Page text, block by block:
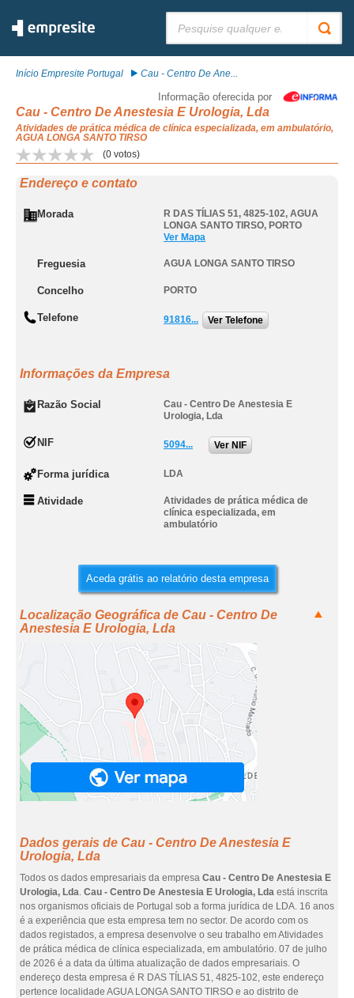
Início Empresite Portugal Cau - Centro De Ane...
Informação oferecida por
Cau - Centro De Anestesia E Urologia, Lda
Atividades de prática médica de clínica especializada, em ambulatório,
AGUA LONGA SANTO TIRSO
(0 votos)
Endereço e contato
Morada R DAS TÍLIAS 51, 4825-102, AGUA
LONGA SANTO TIRSO, PORTO
Ver Mapa
Freguesia AGUA LONGA SANTO TIRSO
Concelho PORTO
Telefone 91816... Ver Telefone
Informações da Empresa
Razão Social
Cau - Centro De Anestesia E
Urologia, Lda
NIF 5094... Ver NIF
Forma jurídica LDA
Atividade
Atividades de prática médica de
clínica especializada, em
ambulatório
Aceda grátis ao relatório desta empresa
Localização Geográfica de Cau - Centro De
Anestesia E Urologia, Lda
Dados gerais de Cau - Centro De Anestesia E
Urologia, Lda
Todos os dados empresariais da empresa Cau - Centro De Anestesia E
Urologia, Lda. Cau - Centro De Anestesia E Urologia, Lda está inscrita
nos organismos oficiais de Portugal sob a forma jurídica de LDA. 16 anos
é a experiência que esta empresa tem no sector. De acordo com os
dados registados, a empresa desenvolve o seu trabalho em Atividades
de prática médica de clínica especializada, em ambulatório. 07 de julho
de 2026 é a data da última atualização de dados empresariais. O
endereço desta empresa é R DAS TÍLIAS 51, 4825-102, este endereço
pertence localidade AGUA LONGA SANTO TIRSO e ao distrito de